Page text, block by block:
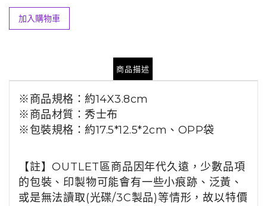
加入購物車
商品描述
※商品規格：約14X3.8cm
※商品材質：秀士布
※包裝規格 ：約17.5*12.5*2cm、OPP袋
【註】OUTLET區商品因年代久遠，少數品項
的包裝、印製物可能會有一些小痕跡、泛黃、
或是無法讀取(光碟/3C製品)等情形，故以特價